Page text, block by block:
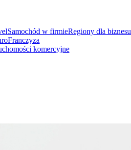
Samochód w firmieRegiony dla biznesu
Franczyza
komercyjne